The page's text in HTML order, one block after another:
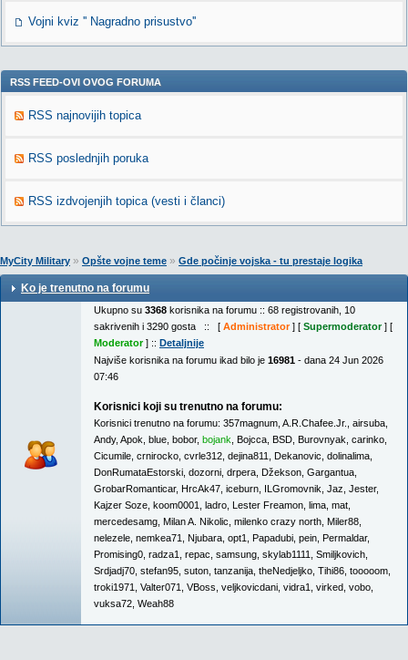
Vojni kviz '' Nagradno prisustvo''
RSS FEED-OVI OVOG FORUMA
RSS najnovijih topica
RSS poslednjih poruka
RSS izdvojenjih topica (vesti i članci)
MyCity Military » Opšte vojne teme » Gde počinje vojska - tu prestaje logika
Ko je trenutno na forumu
Ukupno su 3368 korisnika na forumu :: 68 registrovanih, 10
sakrivenih i 3290 gosta :: [ Administrator] [ Supermoderator] [
Moderator] :: Detaljnije
Najviše korisnika na forumu ikad bilo je 16981 - dana 24 Jun 2026
07:46
Korisnici koji su trenutno na forumu:
Korisnici trenutno na forumu: 357magnum A.R.Chafee.Jr. airsuba
Andy, Apok blue bobor, bojank Bojcca BSD Burovnyak carinko
Cicumile crnirocko cvrle312 dejina811 Dekanovic dolinalima
DonRumataEstorski dozorni drpera Džekson Gargantua
GrobarRomanticar, HrcAk47 iceburn ILGromovnik Jaz Jester,
Kajzer Soze koom0001 ladro Lester Freamon lima mat
mercedesamg Milan A. Nikolic milenko crazy north Miler88
nelezele nemkea71 Njubara opt1 Papadubi pein Permaldar,
Promising0 radza1 repac samsung skylab1111 Smiljkovich
Srdjadj70 stefan95 suton tanzanija theNedjeljko Tihi86 tooooom
troki1971
Valter071 VBoss veljkovicdani vidra1 virked vobo
vuksa72 Weah88